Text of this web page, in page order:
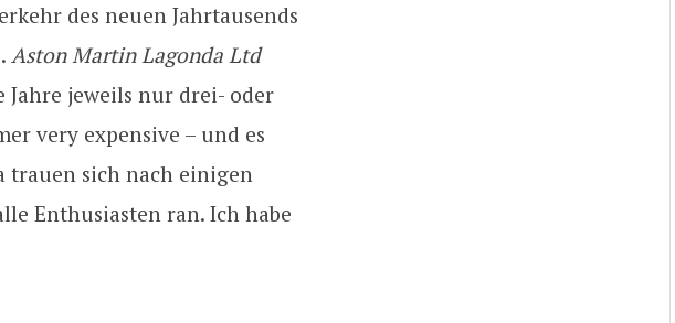
des neuen Jahrtausends
Aston Martin Lagonda Ltd
Jahre jeweils nur drei- oder
very expensive – und es
trauen sich nach einigen
Enthusiasten ran. Ich habe